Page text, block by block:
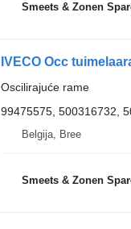
Smeets & Zonen
IVECO Occ
Oscilirajuće rame
99475575, 500316732,
Belgija, Bree
Smeets & Zonen